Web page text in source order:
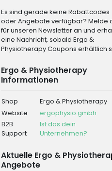
Es sind gerade keine Rabattcodes
oder Angebote verfügbar? Melde
für unseren Newsletter an und
eine Nachricht, sobald Ergo &
Physiotherapy Coupons erhältlich
Ergo & Physiotherapy
Informationen
Shop
Ergo & Physiotherapy
Website
ergophysio.gmbh
B2B
Support
Ist das dein
Unternehmen?
Aktuelle Ergo &
Angebote